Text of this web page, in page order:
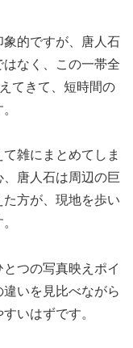
的ですが、唐人石
なく、この一帯全
てきて、短時間の
雑にまとめてしま
唐人石は周辺の巨
方が、現地を歩い
つの写真映えポイ
いを見比べながら
いはずです。